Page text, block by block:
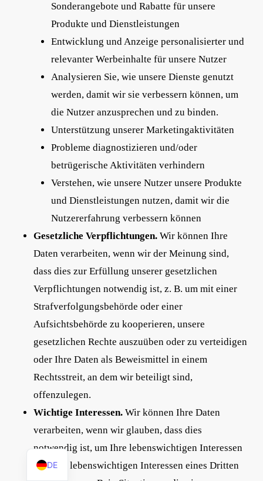
Sonderangebote und Rabatte für unsere
Produkte und Dienstleistungen
Entwicklung und Anzeige personalisierter und
relevanter Werbeinhalte für unsere Nutzer
Analysieren Sie, wie unsere Dienste genutzt
werden, damit wir sie verbessern können, um
die Nutzer anzusprechen und zu binden.
Unterstützung unserer Marketingaktivitäten
Probleme diagnostizieren und/oder
betrügerische Aktivitäten verhindern
Verstehen, wie unsere Nutzer unsere Produkte
und Dienstleistungen nutzen, damit wir die
Nutzererfahrung verbessern können
Gesetzliche Verpflichtungen.Wir können Ihre
Daten verarbeiten, wenn wir der Meinung sind,
dass dies zur Erfüllung unserer gesetzlichen
Verpflichtungen notwendig ist, z. B. um mit einer
Strafverfolgungsbehörde oder einer
Aufsichtsbehörde zu kooperieren, unsere
gesetzlichen Rechte auszuüben oder zu verteidigen
oder Ihre Daten als Beweismittel in einem
Rechtsstreit, an dem wir beteiligt sind,
offenzulegen.
Wichtige Interessen.Wir können Ihre Daten
verarbeiten, wenn wir glauben, dass dies
notwendig ist, um Ihre lebenswichtigen Interessen
oder die lebenswichtigen Interessen eines Dritten
DE
EN